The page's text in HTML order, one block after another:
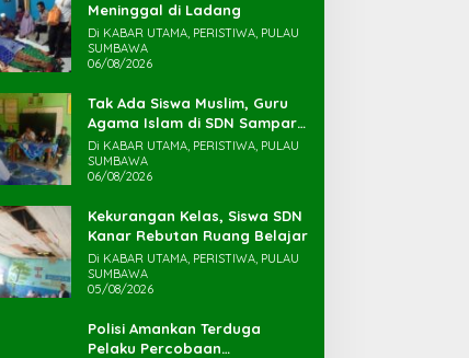
Meninggal di Ladang
Di KABAR UTAMA, PERISTIWA, PULAU
SUMBAWA
06/08/2026
Tak Ada Siswa Muslim, Guru
Agama Islam di SDN Sampar
Maras Terkatung-katung ‎
Di KABAR UTAMA, PERISTIWA, PULAU
SUMBAWA
06/08/2026
Kekurangan Kelas, Siswa SDN
Kanar Rebutan Ruang Belajar
Di KABAR UTAMA, PERISTIWA, PULAU
SUMBAWA
05/08/2026
Polisi Amankan Terduga
Pelaku Percobaan